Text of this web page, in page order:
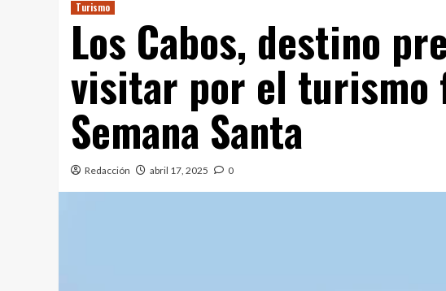
Turismo
Los Cabos, destino
visitar por el turismo
Semana Santa
Redacción abril 17, 2025 0